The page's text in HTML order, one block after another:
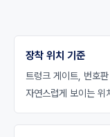
장착 위치 기준
트렁크 게이트, 번호
자연스럽게 보이는 위